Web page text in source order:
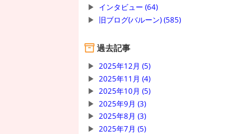
インタビュー (64)
旧ブログ(バルーン) (585)
過去記事
2025年12月 (5)
2025年11月 (4)
2025年10月 (5)
2025年9月 (3)
2025年8月 (3)
2025年7月 (5)